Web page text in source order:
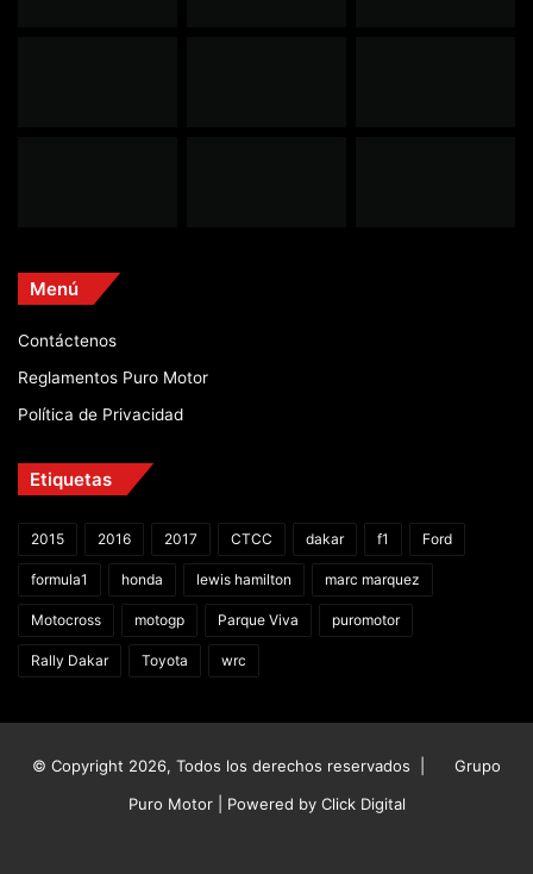
Menú
Contáctenos
Reglamentos Puro Motor
Política de Privacidad
Etiquetas
2015 2016 2017 CTCC dakar f1 Ford
formula1 honda lewis hamilton marc marquez
Motocross motogp Parque Viva puromotor
Rally Dakar Toyota wrc
© Copyright 2026, Todos los derechos reservados |
Grupo
Puro Motor | Powered by Click Digital